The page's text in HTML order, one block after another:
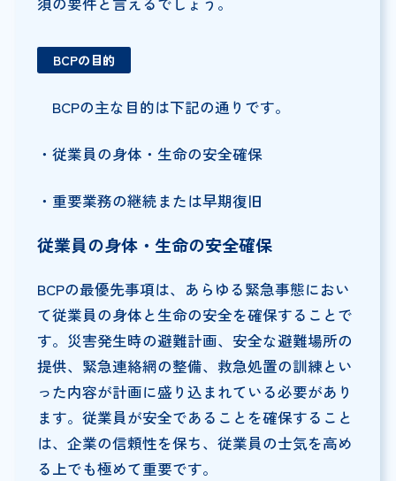
BCPの目的
BCPの主な目的は下記の通りです。
・従業員の身体・生命の安全確保
・重要業務の継続または早期復旧
従業員の身体・生命の安全確保
BCPの最優先事項は、あらゆる緊急事態におい
て従業員の身体と生命の安全を確保することで
す。災害発生時の避難計画、安全な避難場所の
提供、緊急連絡網の整備、救急処置の訓練とい
った内容が計画に盛り込まれている必要があり
ます。従業員が安全であることを確保すること
は、企業の信頼性を保ち、従業員の士気を高め
る上でも極めて重要です。